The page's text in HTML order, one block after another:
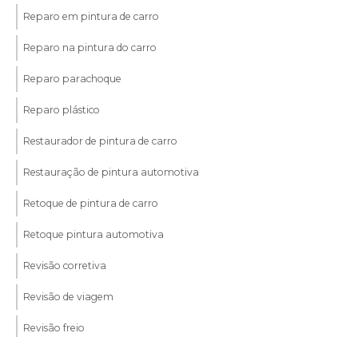
Reparo em pintura de carro
Reparo na pintura do carro
Reparo parachoque
Reparo plástico
Restaurador de pintura de carro
Restauração de pintura automotiva
Retoque de pintura de carro
Retoque pintura automotiva
Revisão corretiva
Revisão de viagem
Revisão freio